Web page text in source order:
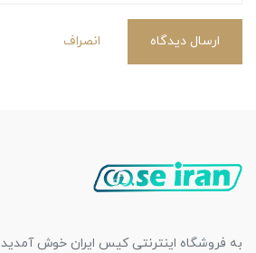
ارسال دیدگاه انصراف
به فروشگاه اینترنتی کیس ایران خوش آمدید